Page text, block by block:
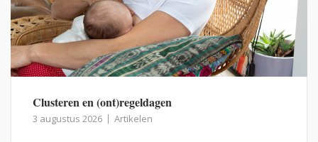
Clusteren en (ont)regeldagen
3 augustus 2026 Artikelen